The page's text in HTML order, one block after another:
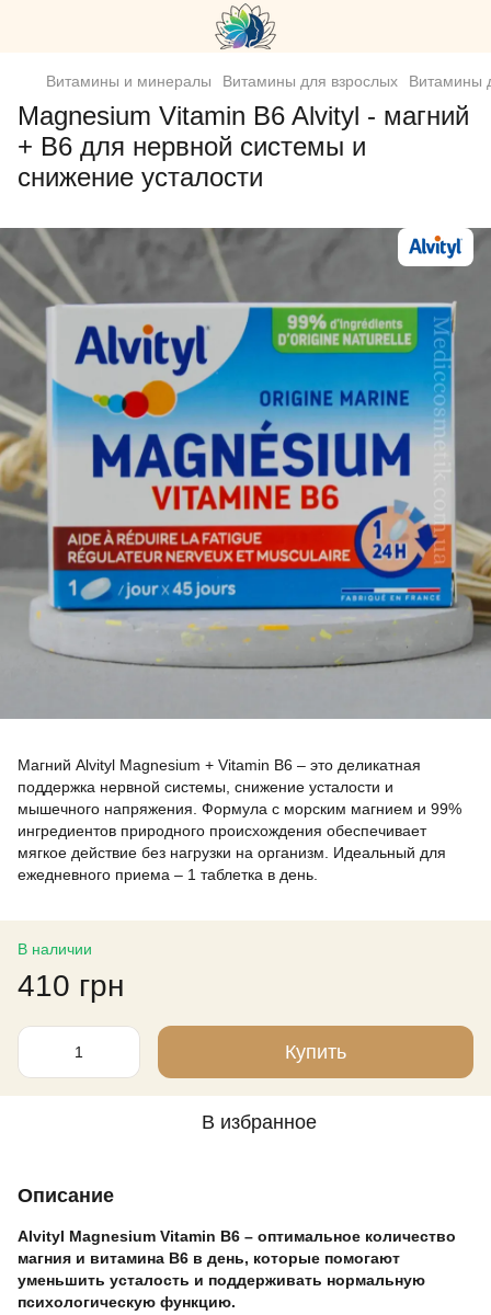
Витамины и минералы Витамины для взрослых Витамины
Magnesium Vitamin B6 Alvityl - магний
+ B6 для нервной системы и
снижение усталости
Магний Alvityl Magnesium + Vitamin B6 – это деликатная
поддержка нервной системы, снижение усталости и
мышечного напряжения. Формула с морским магнием и 99%
ингредиентов природного происхождения обеспечивает
мягкое действие без нагрузки на организм. Идеальный для
ежедневного приема – 1 таблетка в день.
В наличии
410 грн
Купить
В избранное
Описание
Alvityl Magnesium Vitamin B6 – оптимальное количество
магния и витамина B6 в день, которые помогают
уменьшить усталость и поддерживать нормальную
психологическую функцию.